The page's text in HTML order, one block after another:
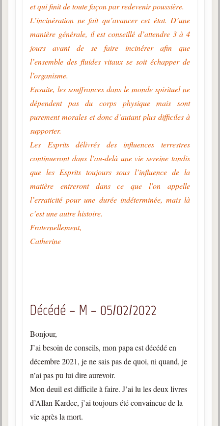
et qui finit de toute façon par redevenir poussière.
L’incinération ne fait qu’avancer cet état. D’une
manière générale, il est conseillé d’attendre 3 à 4
jours avant de se faire incinérer afin que
l’ensemble des fluides vitaux se soit échapper de
l’organisme.
Ensuite, les souffrances dans le monde spirituel ne
dépendent pas du corps physique mais sont
purement morales et donc d’autant plus difficiles à
supporter.
Les Esprits délivrés des influences terrestres
continueront dans l’au-delà une vie sereine tandis
que les Esprits toujours sous l’influence de la
matière entreront dans ce que l’on appelle
l’erraticité pour une durée indéterminée, mais là
c’est une autre histoire.
Fraternellement,
Catherine
Décédé – M – 05/02/2022
Bonjour,
J’ai besoin de conseils, mon papa est décédé en
décembre 2021, je ne sais pas de quoi, ni quand, je
n’ai pas pu lui dire aurevoir.
Mon deuil est difficile à faire. J’ai lu les deux livres
d’Allan Kardec, j’ai toujours été convaincue de la
vie après la mort.